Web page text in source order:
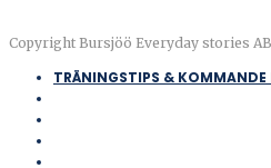
Copyright Bursjöö Everyday stories AB
TRÄNINGSTIPS & KOMMANDE